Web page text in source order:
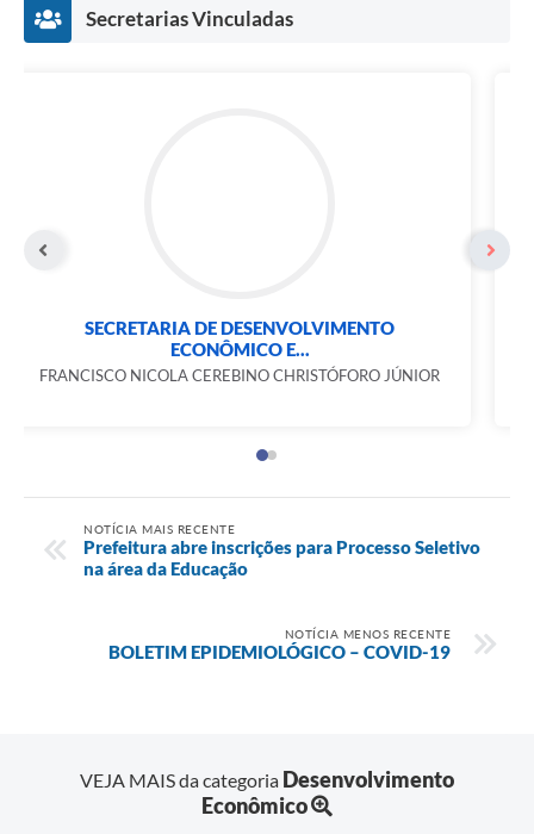
Secretarias Vinculadas
SECRETARIA DE DESENVOLVIMENTO
ECONÔMICO E...
FRANCISCO NICOLA CEREBINO CHRISTÓFORO JÚNIOR
NOTÍCIA MAIS RECENTE
Prefeitura abre inscrições para Processo Seletivo
na área da Educação
NOTÍCIA MENOS RECENTE
BOLETIM EPIDEMIOLÓGICO – COVID-19
VEJA MAIS da categoria Desenvolvimento
Econômico